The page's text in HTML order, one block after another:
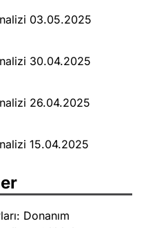
03.05.2025
30.04.2025
26.04.2025
15.04.2025
Donanım